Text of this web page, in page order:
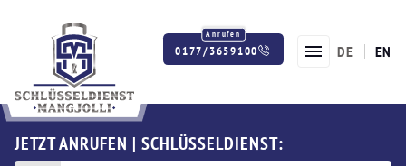
0177/3659100 DE EN
JETZT ANRUFEN | SCHLÜSSELDIENST: